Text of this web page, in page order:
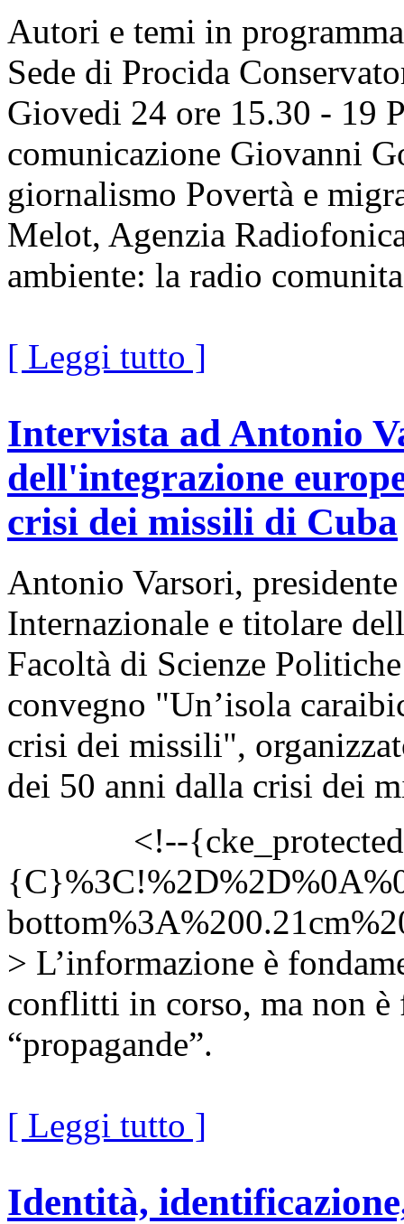
Autori e temi in
Sede di Procida
Giovedi 24 ore 15.30 - 19
comunicazione Giovanni
giornalismo Povertà e
Melot, Agenzia
ambiente: la radio comunita
[ Leggi tutto ]
Intervista ad Antonio
dell'integrazione
crisi dei missili di Cuba
Antonio Varsori,
Internazionale e titolare
Facoltà di Scienze
convegno "Un’isola
crisi dei missili",
dei 50 anni dalla crisi dei
<!--
> L’informazione è
conflitti in corso, ma non
“propagande”.
[ Leggi tutto ]
Identità,